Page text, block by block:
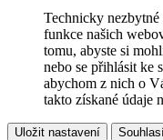
Technicky
funkce našich
tomu, abyste si
nebo se přihlásit ke
abychom z nich o
takto získané údaje
Uložit nastavení